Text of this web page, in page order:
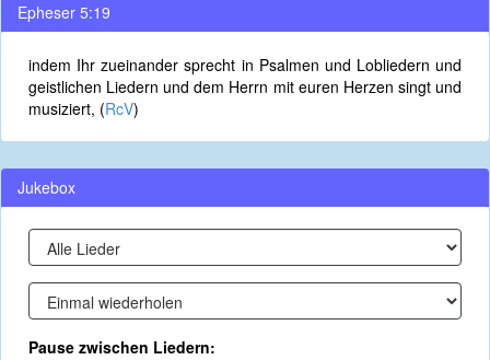
Epheser 5:19
indem Ihr zueinander sprecht in Psalmen und Lobliedern und
geistlichen Liedern und dem Herrn mit euren Herzen singt und
musiziert, (RcV)
Jukebox
Pause zwischen Liedern: